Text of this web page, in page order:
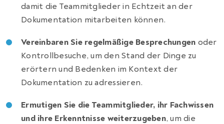
damit die Teammitglieder in Echtzeit an der
Dokumentation mitarbeiten können.
Vereinbaren Sie regelmäßige Besprechungen oder
Kontrollbesuche, um den Stand der Dinge zu
erörtern und Bedenken im Kontext der
Dokumentation zu adressieren.
Ermutigen Sie die Teammitglieder, ihr Fachwissen
und ihre Erkenntnisse weiterzugeben, um die